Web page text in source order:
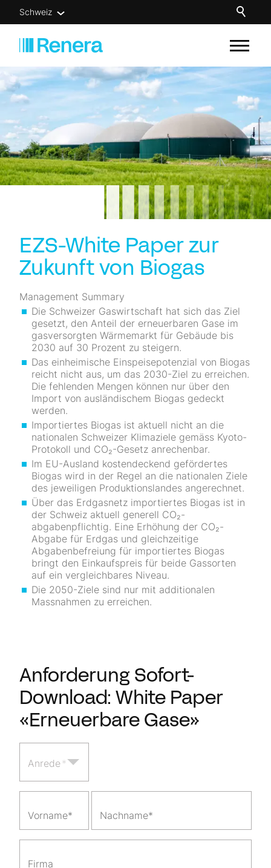
Schweiz
Unsere Lösungen
Know-how
Über uns
EZS-White Paper zur
Zukunft von Biogas
Management Summary
Die Schweizer Gaswirtschaft hat sich das Ziel
gesetzt, den Anteil der erneuerbaren Gase im
gasversorgten Wärmemarkt für Gebäude bis
2030 auf 30 Prozent zu steigern.
Das einheimische Einspeisepotenzial von Biogas
reicht nicht aus, um das 2030-Ziel zu erreichen.
Die fehlenden Mengen können nur über den
Import von ausländischem Biogas gedeckt
werden.
Importiertes Biogas ist aktuell nicht an die
nationalen Schweizer Klimaziele gemäss Kyoto-
Protokoll und CO₂-Gesetz anrechenbar.
Im EU-Ausland kostendeckend gefördertes
Biogas wird in der Regel an die nationalen Ziele
des jeweiligen Produktionslandes angerechnet.
Über das Erdgasnetz importiertes Biogas ist in
der Schweiz aktuell generell CO₂-
abgabenpflichtig. Eine Erhöhung der CO₂-
Abgabe für Erdgas und gleichzeitige
Abgabenbefreiung für importiertes Biogas
bringt den Einkaufspreis für beide Gassorten
auf ein vergleichbares Niveau.
Die 2050-Ziele sind nur mit additionalen
Massnahmen zu erreichen.
Anforderung Sofort-
Download: White Paper
«Erneuerbare Gase»
Anrede*